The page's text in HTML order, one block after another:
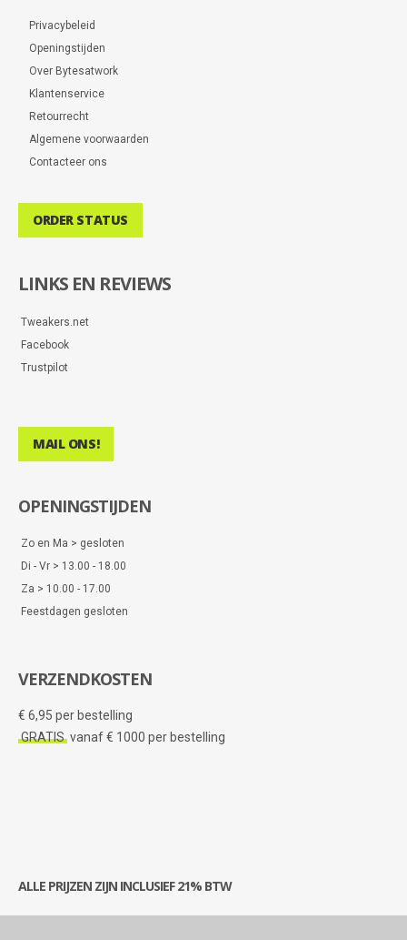
Privacybeleid
Openingstijden
Over Bytesatwork
Klantenservice
Retourrecht
Algemene voorwaarden
Contacteer ons
ORDER STATUS
LINKS EN REVIEWS
Tweakers.net
Facebook
Trustpilot
MAIL ONS!
OPENINGSTIJDEN
Zo en Ma > gesloten
Di - Vr > 13.00 - 18.00
Za > 10.00 - 17.00
Feestdagen gesloten
VERZENDKOSTEN
€ 6,95 per bestelling
GRATIS vanaf € 1000 per bestelling
ALLE PRIJZEN ZIJN INCLUSIEF 21% BTW